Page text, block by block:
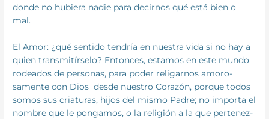
donde no hubiera nadie para decirnos qué está bien o
mal.
El Amor: ¿qué sentido tendría en nuestra vida si no hay a
quien transmitírselo? Entonces, estamos en este mundo
rodeados de personas, para poder religarnos amoro­
samente con Dios desde nuestro Corazón, porque todos
somos sus criaturas, hijos del mismo Padre; no importa el
nombre que le pongamos, o la religión a la que pertenez­